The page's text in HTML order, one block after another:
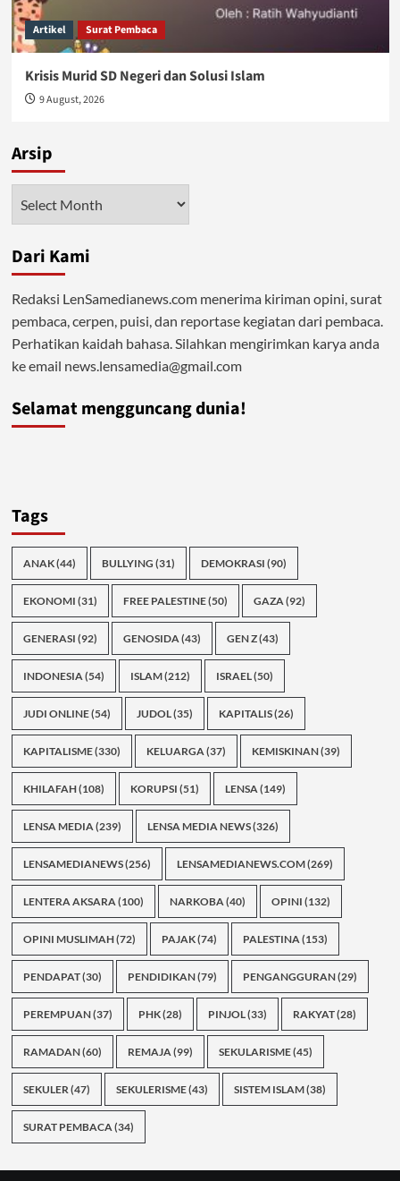
Artikel Surat Pembaca
Krisis Murid SD Negeri dan Solusi Islam
9 August, 2026
Arsip
Dari Kami
Redaksi LenSamedianews.com menerima kiriman opini, surat
pembaca, cerpen, puisi, dan reportase kegiatan dari pembaca.
Perhatikan kaidah bahasa. Silahkan mengirimkan karya anda
ke email news.lensamedia@gmail.com
Selamat mengguncang dunia!
Tags
ANAK(44) BULLYING (31) DEMOKRASI (90)
EKONOMI (31) FREE PALESTINE(50) GAZA(92)
GENERASI (92) GENOSIDA(43) GEN Z(43)
INDONESIA(54) ISLAM(212) ISRAEL(50)
JUDI ONLINE(54) JUDOL(35) KAPITALIS(26)
KAPITALISME(330) KELUARGA(37) KEMISKINAN(39)
KHILAFAH(108) KORUPSI (51) LENSA(149)
LENSA MEDIA(239) LENSA MEDIA NEWS(326)
LENSAMEDIANEWS(256) LENSAMEDIANEWS.COM(269)
LENTERA AKSARA(100) NARKOBA(40) OPINI (132)
OPINI MUSLIMAH(72) PAJAK(74) PALESTINA(153)
PENDAPAT(30) PENDIDIKAN(79) PENGANGGURAN(29)
PEREMPUAN(37) PHK(28) PINJOL(33) RAKYAT(28)
RAMADAN(60) REMAJA(99) SEKULARISME(45)
SEKULER(47) SEKULERISME(43) SISTEM ISLAM(38)
SURAT PEMBACA(34)